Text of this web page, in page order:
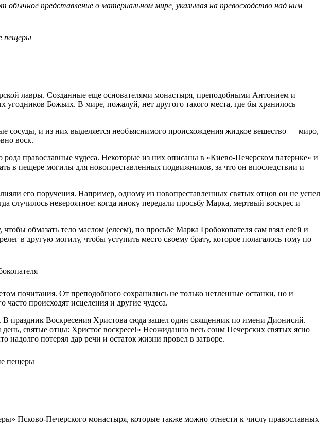
представление о материальном мире, указывая на превосходство над ним
лавры. Созданные еще основателями монастыря, преподобными Антонием и
Божьих. В мире, пожалуй, нет другого такого места, где бы хранилось
сосуды, и из них выделяется необъяснимого происхождения жидкое вещество — миро,
воск.
православные чудеса. Некоторые из них описаны в «Киево-Печерском патерике» и
в пещере могилы для новопреставленных подвижников, за что он впоследствии и
его поручения. Например, одному из новопреставленных святых отцов он не успел
случилось невероятное: когда иноку передали просьбу Марка, мертвый воскрес и
обмазать тело маслом (елеем), по просьбе Марка Гробокопателя сам взял елей и
в другую могилу, чтобы уступить место своему брату, которое полагалось тому по
почитания. От преподобного сохранились не только нетленные останки, но и
происходят исцеления и другие чудеса.
праздник Воскресения Христова сюда зашел один священник по имени Дионисий.
святые отцы: Христос воскресе!» Неожиданно весь сонм Печерских святых ясно
потерял дар речи и остаток жизни провел в затворе.
Псково-Печерского монастыря, которые также можно отнести к числу православных